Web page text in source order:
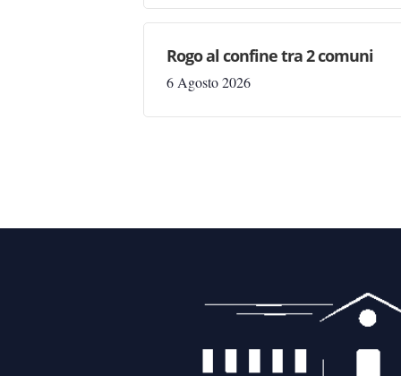
Rogo al confine tra 2 comuni
6 Agosto 2026